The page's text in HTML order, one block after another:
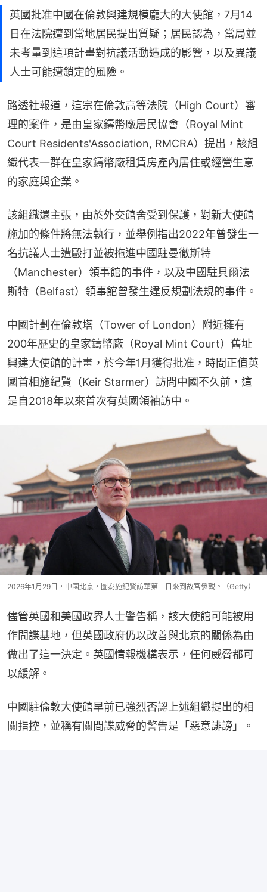
英國批准中國在倫敦興建規模龐大的大使館，7月14
日在法院遭到當地居民提出質疑；居民認為，當局並
未考量到這項計畫對抗議活動造成的影響，以及異議
人士可能遭鎖定的風險。
路透社報道，這宗在倫敦高等法院（High Court）審
理的案件，是由皇家鑄幣廠居民協會（Royal Mint
Court Residents'Association, RMCRA）提出，該組
織代表一群在皇家鑄幣廠租賃房產內居住或經營生意
的家庭與企業。
該組織還主張，由於外交館舍受到保護，對新大使館
施加的條件將無法執行，並舉例指出2022年曾發生一
名抗議人士遭毆打並被拖進中國駐曼徹斯特
（Manchester）領事館的事件，以及中國駐貝爾法
斯特（Belfast）領事館曾發生違反規劃法規的事件。
中國計劃在倫敦塔（Tower of London）附近擁有
200年歷史的皇家鑄幣廠（Royal Mint Court）舊址
興建大使館的計畫，於今年1月獲得批准，時間正值英
國首相施紀賢（Keir Starmer）訪問中國不久前，這
是自2018年以來首次有英國領袖訪中。
2026年1月29日，中國北京，圖為施紀賢訪華第二日來到故宮參觀。（Getty）
儘管英國和美國政界人士警告稱，該大使館可能被用
作間諜基地，但英國政府仍以改善與北京的關係為由
做出了這一決定。英國情報機構表示，任何威脅都可
以緩解。
中國駐倫敦大使館早前已強烈否認上述組織提出的相
關指控，並稱有關間諜威脅的警告是「惡意誹謗」。